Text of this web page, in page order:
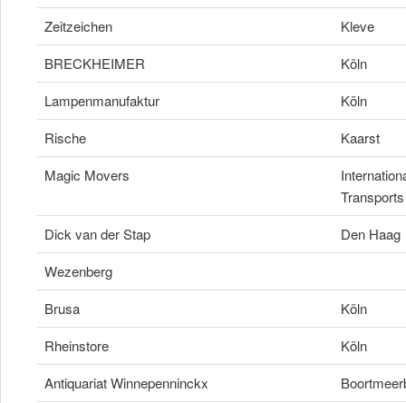
Zeitzeichen
Kleve
BRECKHEIMER
Köln
Lampenmanufaktur
Köln
Rische
Kaarst
Magic Movers
Transports
Dick van der Stap
Den Haag
Wezenberg
Brusa
Köln
Rheinstore
Köln
Antiquariat Winnepenninckx